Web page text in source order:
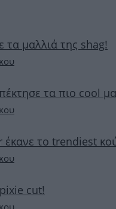
μαλλιά της shag!
τα πιο cool
το trendiest
cut!